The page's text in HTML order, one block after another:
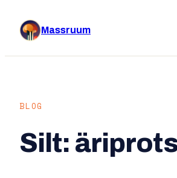
sisu
juurde
Massruum
BLOG
Silt: